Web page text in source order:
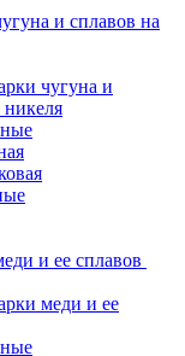
и сплавов на
чугуна и
никеля
и ее сплавов
меди и ее